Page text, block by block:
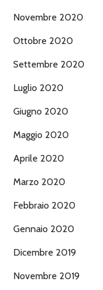
Novembre 2020
Ottobre 2020
Settembre 2020
Luglio 2020
Giugno 2020
Maggio 2020
Aprile 2020
Marzo 2020
Febbraio 2020
Gennaio 2020
Dicembre 2019
Novembre 2019